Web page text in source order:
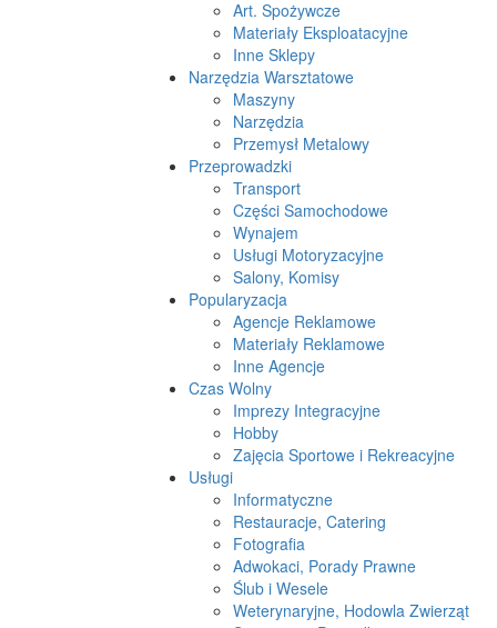
Art. Spożywcze
Materiały Eksploatacyjne
Inne Sklepy
Narzędzia Warsztatowe
Maszyny
Narzędzia
Przemysł Metalowy
Przeprowadzki
Transport
Części Samochodowe
Wynajem
Usługi Motoryzacyjne
Salony, Komisy
Popularyzacja
Agencje Reklamowe
Materiały Reklamowe
Inne Agencje
Czas Wolny
Imprezy Integracyjne
Hobby
Zajęcia Sportowe i Rekreacyjne
Usługi
Informatyczne
Restauracje, Catering
Fotografia
Adwokaci, Porady Prawne
Ślub i Wesele
Weterynaryjne, Hodowla Zwierząt